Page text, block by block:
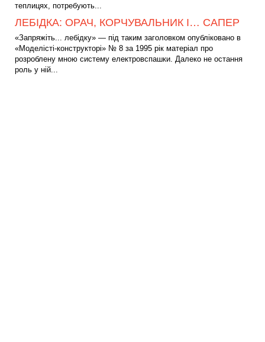
теплицях, потребують...
ЛЕБІДКА: ОРАЧ, КОРЧУВАЛЬНИК І… САПЕР
«Запряжіть... лебідку» — під таким заголовком опубліковано в
«Моделісті-конструкторі» № 8 за 1995 рік матеріал про
розроблену мною систему електровспашки. Далеко не остання
роль у ній...